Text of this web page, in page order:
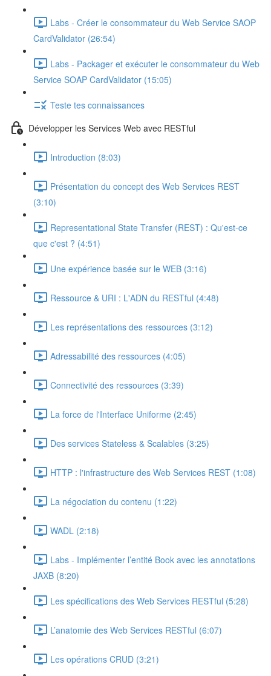
Labs - Créer le consommateur du Web Service SAOP
CardValidator (26:54)
Labs - Packager et exécuter le consommateur du Web
Service SOAP CardValidator (15:05)
Teste tes connaissances
Développer les Services Web avec RESTful
Introduction (8:03)
Présentation du concept des Web Services REST
(3:10)
Representational State Transfer (REST) : Qu'est-ce
que c'est ? (4:51)
Une expérience basée sur le WEB (3:16)
Ressource & URI : L'ADN du RESTful (4:48)
Les représentations des ressources (3:12)
Adressabilité des ressources (4:05)
Connectivité des ressources (3:39)
La force de l'Interface Uniforme (2:45)
Des services Stateless & Scalables (3:25)
HTTP : l'infrastructure des Web Services REST (1:08)
La négociation du contenu (1:22)
WADL (2:18)
Labs - Implémenter l’entité Book avec les annotations
JAXB (8:20)
Les spécifications des Web Services RESTful (5:28)
L’anatomie des Web Services RESTful (6:07)
Les opérations CRUD (3:21)